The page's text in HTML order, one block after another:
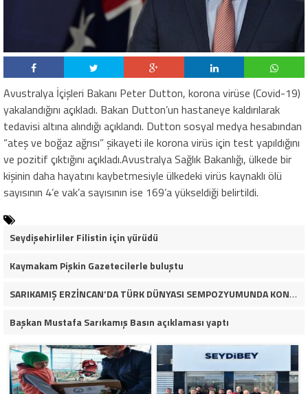
Avustralya İçişleri Bakanı Peter Dutton, korona virüse (Covid-19)
yakalandığını açıkladı. Bakan Dutton’un hastaneye kaldırılarak
tedavisi altına alındığı açıklandı. Dutton sosyal medya hesabından
“ateş ve boğaz ağrısı” şikayeti ile korona virüs için test yapıldığını
ve pozitif çıktığını açıkladı.Avustralya Sağlık Bakanlığı, ülkede bir
kişinin daha hayatını kaybetmesiyle ülkedeki virüs kaynaklı ölü
sayısının 4’e vak’a sayısının ise 169’a yükseldiği belirtildi.
Seydişehirliler Filistin için yürüdü
Kaymakam Pişkin Gazetecilerle buluştu
SARIKAMIŞ ERZİNCAN’DA TÜRK DÜNYASI SEMPOZYUMUNDA KONUŞTU
Başkan Mustafa Sarıkamış Basın açıklaması yaptı